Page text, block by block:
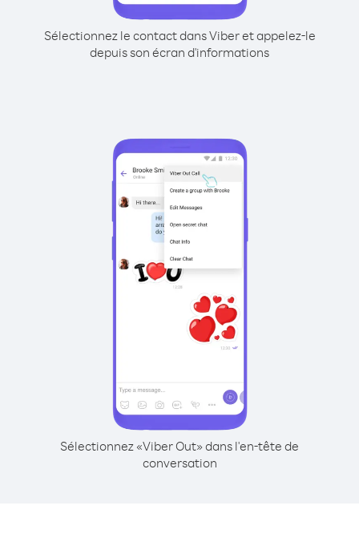
Sélectionnez le contact dans Viber et appelez-le
depuis son écran d'informations
Sélectionnez «Viber Out» dans l'en-tête de
conversation